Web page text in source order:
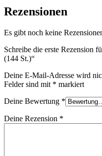
Rezensionen
Es gibt noch keine
Schreibe die erste Rezension
(144 St.)“
Deine E-Mail-Adresse wird
Felder sind mit * markiert
Deine Bewertung *
Deine Rezension *